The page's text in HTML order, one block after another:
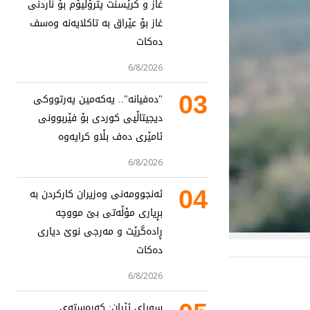
غاز و کرێسنت پترۆلیۆم بۆ ناردنی
غاز بۆ عێراق بە تاکلایەنە وەسف
دەکات
6/8/2026
03
"دەفیانە".. یەکەمین پەرتووکی
دیجیتاڵیی کوردی بۆ فێربوونی
ئامێری دەف بڵاو کرایەوە
6/8/2026
04
ئەنجوومەنی وەزیران کارکردن بە
بڕیاری مۆڵەتی بێ مووچە
ڕادەگرێت و مەرجی نوێ دیاری
دەکات
6/8/2026